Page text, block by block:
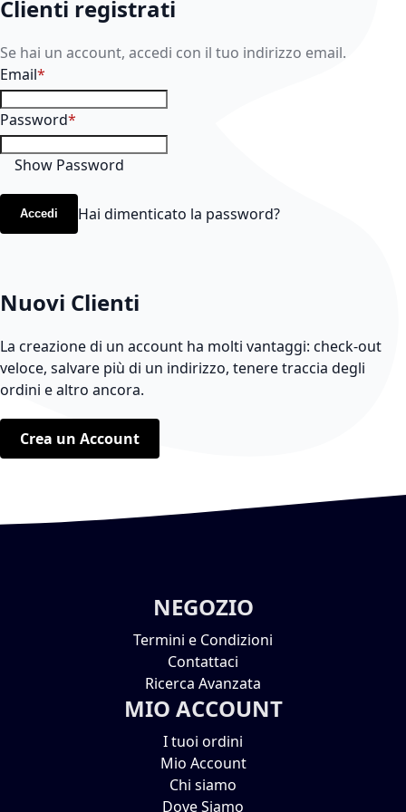
Clienti registrati
Se hai un account, accedi con il tuo indirizzo email.
Email
Password
Show Password
Accedi Hai dimenticato la password?
Nuovi Clienti
La creazione di un account ha molti vantaggi: check-out
veloce, salvare più di un indirizzo, tenere traccia degli
ordini e altro ancora.
Crea un Account
NEGOZIO
Termini e Condizioni
Contattaci
Ricerca Avanzata
MIO ACCOUNT
I tuoi ordini
Mio Account
Chi siamo
Dove Siamo